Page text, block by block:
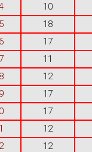
10
18
17
11
12
17
17
12
12